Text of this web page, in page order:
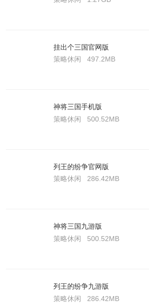
挂出个三国官网版
策略休闲
497.2MB
神将三国手机版
策略休闲
500.52MB
列王的纷争官网版
策略休闲
286.42MB
神将三国九游版
策略休闲
500.52MB
列王的纷争九游版
策略休闲
286.42MB